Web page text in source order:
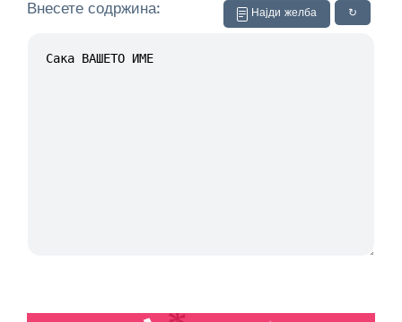
↻
Најди желба
Внесете содржина: